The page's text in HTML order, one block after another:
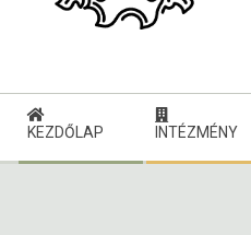
Secondary
Navigation
Menu
KEZDŐLAP INTÉZMÉNY